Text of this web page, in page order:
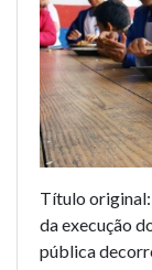
Título
da execução
pública